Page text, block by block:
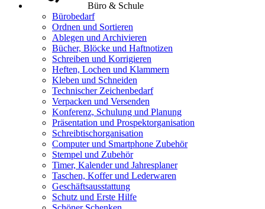
Büro & Schule
Bürobedarf
Ordnen und Sortieren
Ablegen und Archivieren
Bücher, Blöcke und Haftnotizen
Schreiben und Korrigieren
Heften, Lochen und Klammern
Kleben und Schneiden
Technischer Zeichenbedarf
Verpacken und Versenden
Konferenz, Schulung und Planung
Präsentation und Prospektorganisation
Schreibtischorganisation
Computer und Smartphone Zubehör
Stempel und Zubehör
Timer, Kalender und Jahresplaner
Taschen, Koffer und Lederwaren
Geschäftsausstattung
Schutz und Erste Hilfe